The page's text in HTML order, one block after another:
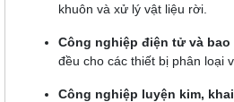
khuôn và xử lý vật liệu rời.
Công nghiệp điện tử và bao
đều cho các thiết bị phân loại
Công nghiệp luyện kim,